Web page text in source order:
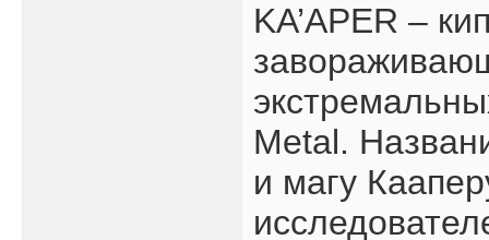
KA’APER –
Metal.
и магу